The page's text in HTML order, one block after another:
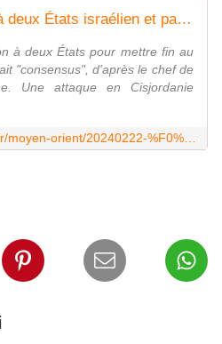
Au G20, une solution à deux États israélien et palestinien fait "consensus"
à deux États pour mettre fin au
"consensus", d'après le chef de
Une attaque en Cisjordanie